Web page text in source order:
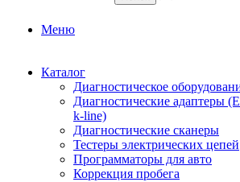
Меню
Каталог
Диагностическое
Диагностические адаптеры
k-line)
Диагностические сканеры
Тестеры электрических цепей
Программаторы для авто
Коррекция пробега